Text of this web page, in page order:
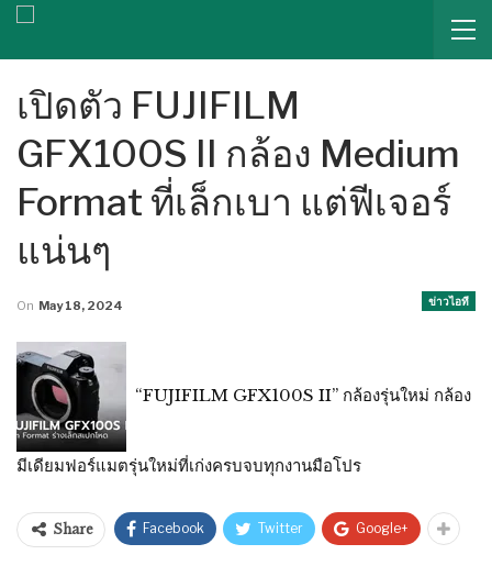
เปิดตัว FUJIFILM
GFX100S II กล้อง Medium
Format ที่เล็กเบา แต่ฟีเจอร์
แน่นๆ
ข่าวไอที
On May 18, 2024
“FUJIFILM GFX100S II” กล้องรุ่นใหม่ กล้อง
มีเดียมฟอร์แมตรุ่นใหม่ที่เก่งครบจบทุกงานมือโปร
Share Facebook Twitter Google+